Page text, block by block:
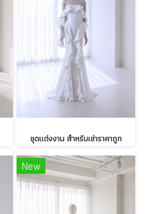
ชุดแต่งงาน สำหรับเช่าราคาถูก
New